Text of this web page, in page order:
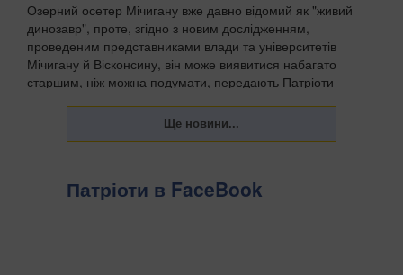
Озерний осетер Мічигану вже давно відомий як "живий
динозавр", проте, згідно з новим дослідженням,
проведеним представниками влади та університетів
Мічигану й Вісконсину, він може виявитися набагато
старшим, ніж можна подумати, передають Патріоти
Патріоти в FaceBook